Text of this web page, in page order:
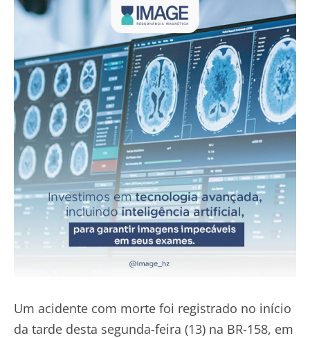
Um acidente com morte foi registrado no início
da tarde desta segunda-feira (13) na BR-158, em